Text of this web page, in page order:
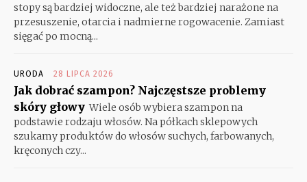
stopy są bardziej widoczne, ale też bardziej narażone na
przesuszenie, otarcia i nadmierne rogowacenie. Zamiast
sięgać po mocną...
URODA 28 LIPCA 2026
Jak dobrać szampon? Najczęstsze problemy
skóry głowy Wiele osób wybiera szampon na
podstawie rodzaju włosów. Na półkach sklepowych
szukamy produktów do włosów suchych, farbowanych,
kręconych czy...